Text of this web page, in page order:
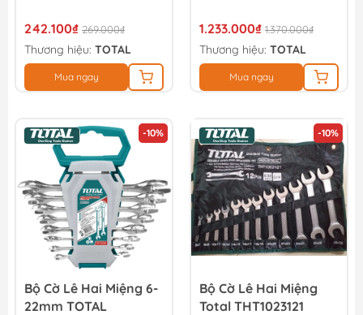
242.100₫ 269.000₫
Thương hiệu: TOTAL
Mua ngay
1.233.000₫ 1.370.000₫
Thương hiệu: TOTAL
Mua ngay
-10%
Bộ Cờ Lê Hai Miệng 6-
22mm TOTAL
-10%
Bộ Cờ Lê Hai Miệng
Total THT1023121